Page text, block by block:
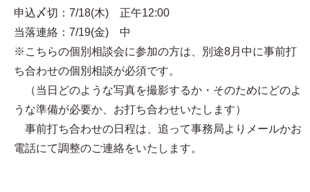
申込〆切：7/18(木) 正午12:00
当落連絡：7/19(金) 中
※こちらの個別相談会に参加の方は、別途8月中に事前打
ち合わせの個別相談が必須です。
（当日どのような写真を撮影するか・そのためにどのよ
うな準備が必要か、お打ち合わせいたします）
事前打ち合わせの日程は、追って事務局よりメールかお
電話にて調整のご連絡をいたします。